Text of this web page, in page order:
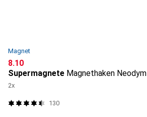
Magnet
CHF
8.10
Supermagnete Magnethaken Neodym
2x
130